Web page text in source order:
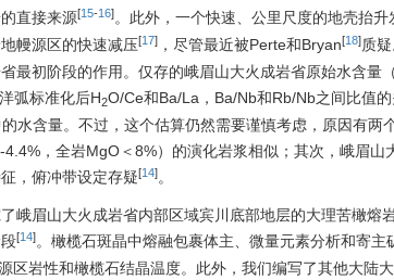
直接来源[15-16]。此外，一个快速、公里尺度的地壳抬
幔源区的快速减压[17] ，尽管最近被Perte和Bryan[18]质
最初阶段的作用。仅存的峨眉山大火成岩省原始水含量
弧标准化后H2O/Ce和Ba/La，Ba/Nb和Rb/Nb之间比值
的水含量。不过，这个估算仍然需要谨慎考虑，原因有两
4.4%，全岩MgO＜8%）的演化岩浆相似；其次，峨眉山
，俯冲带设定存疑[14]。
峨眉山大火成岩省内部区域宾川底部地层的大理苦橄熔
[14]。橄榄石斑晶中熔融包裹体主、微量元素分析和寄主
区岩性和橄榄石结晶温度。此外，我们编写了其他大陆